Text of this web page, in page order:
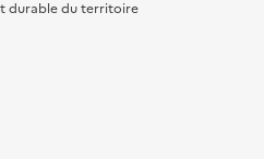
durable du territoire